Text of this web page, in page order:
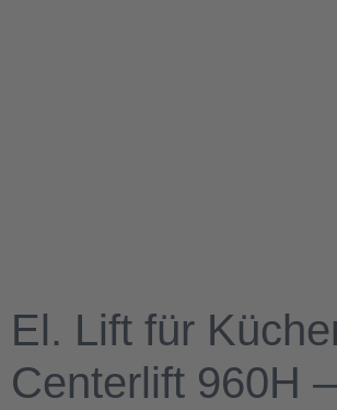
El. Lift für
Centerlift 960H –